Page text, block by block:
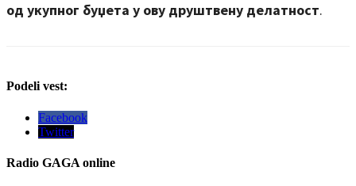
од укупног буџета у ову друштвену делатност.
Podeli vest:
Facebook
Twitter
Radio GAGA online